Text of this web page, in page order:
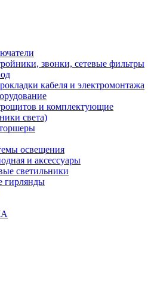
звонки, сетевые фильтры
кабеля и электромонтажа
и комплектующие
света)
освещения
и аксессуары
светильники
гирлянды